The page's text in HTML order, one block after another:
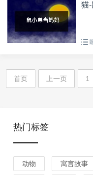
猫
首页 上一页 1
热门标签
动物 寓言故事